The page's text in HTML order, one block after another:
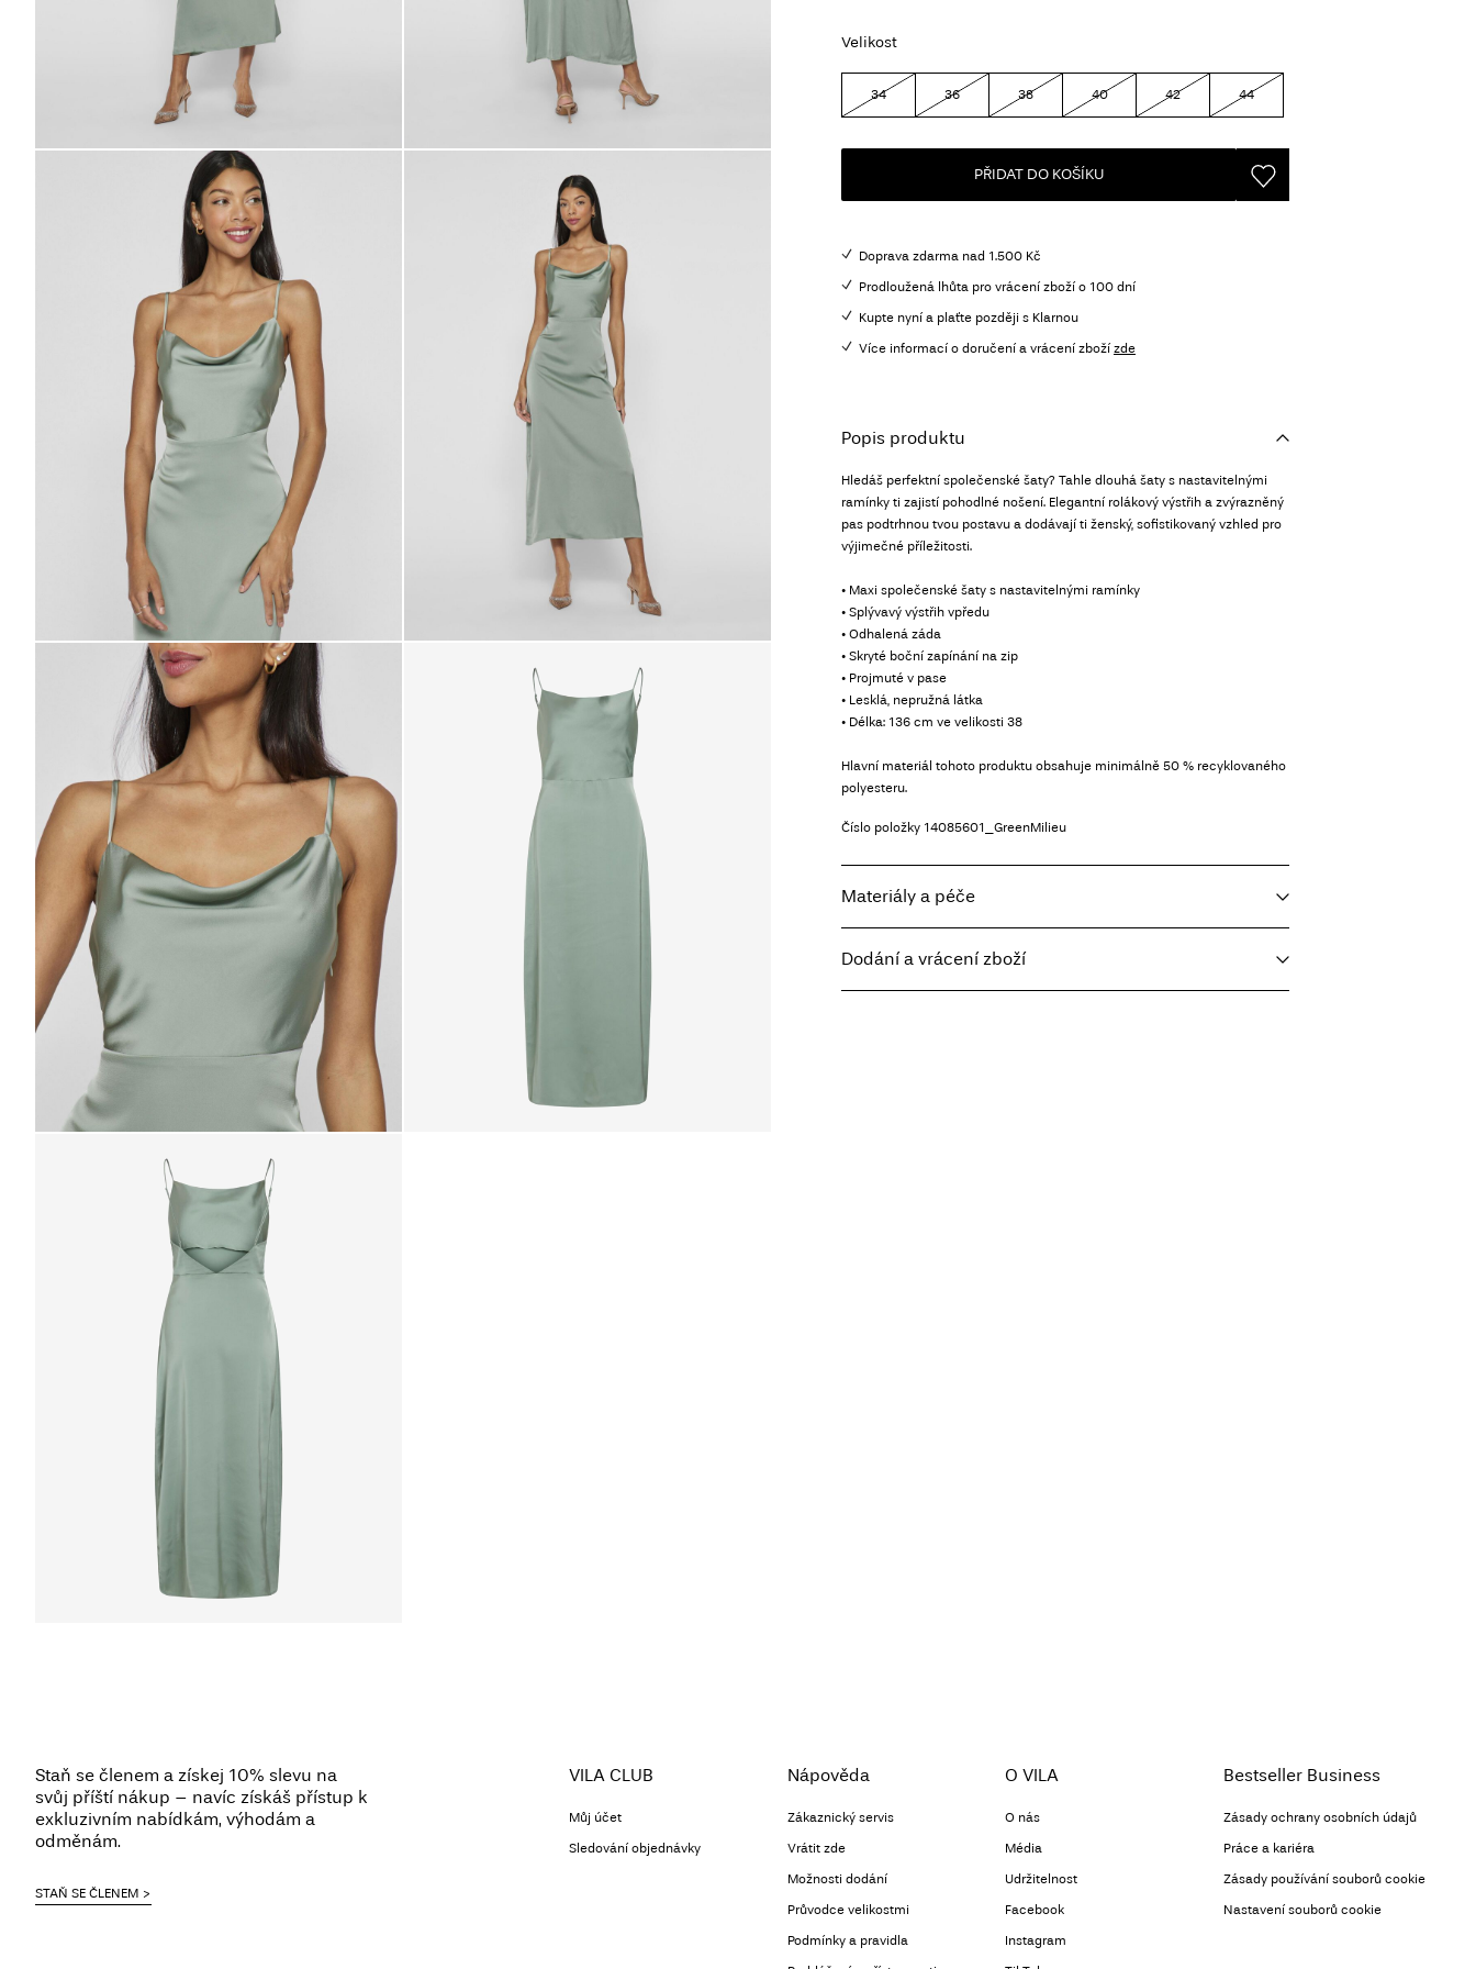
Velikost
34 36 38 40 42 44
PŘIDAT DO KOŠÍKU
Doprava zdarma nad 1.500 Kč
Prodloužená lhůta pro vrácení zboží o 100 dní
Kupte nyní a plaťte později s Klarnou
Více informací o doručení a vrácení zboží zde
Popis produktu
Hledáš perfektní společenské šaty? Tahle dlouhá šaty s nastavitelnými
ramínky ti zajistí pohodlné nošení. Elegantní rolákový výstřih a zvýrazněný
pas podtrhnou tvou postavu a dodávají ti ženský, sofistikovaný vzhled pro
výjimečné příležitosti.
• Maxi společenské šaty s nastavitelnými ramínky
• Splývavý výstřih vpředu
• Odhalená záda
• Skryté boční zapínání na zip
• Projmuté v pase
• Lesklá, nepružná látka
• Délka: 136 cm ve velikosti 38
Hlavní materiál tohoto produktu obsahuje minimálně 50 % recyklovaného
polyesteru.
Číslo položky 14085601_GreenMilieu
Materiály a péče
Dodání a vrácení zboží
Staň se členem a získej 10% slevu na
svůj příští nákup – navíc získáš přístup k
exkluzivním nabídkám, výhodám a
odměnám.
STAŇ SE ČLENEM
VILA CLUB
Můj účet
Sledování objednávky
Nápověda
Zákaznický servis
Vrátit zde
Možnosti dodání
Průvodce velikostmi
Podmínky a pravidla
O VILA
O nás
Média
Udržitelnost
Facebook
Instagram
Bestseller Business
Zásady ochrany osobních údajů
Práce a kariéra
Zásady používání souborů cookie
Nastavení souborů cookie